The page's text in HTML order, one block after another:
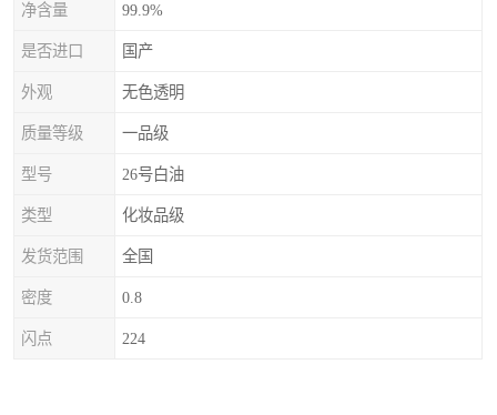
净含量 99.9%
是否进口 国产
外观 无色透明
质量等级 一品级
型号 26号白油
类型 化妆品级
发货范围 全国
密度 0.8
闪点 224